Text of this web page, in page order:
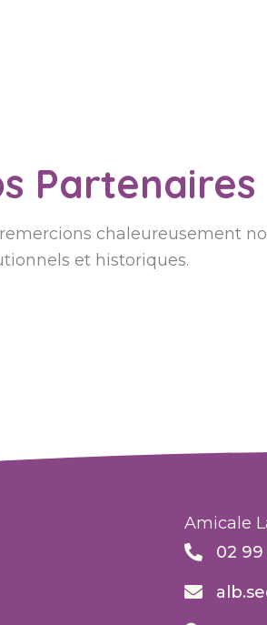
Partenaires
chaleureusement
et historiques.
Amicale
02 99